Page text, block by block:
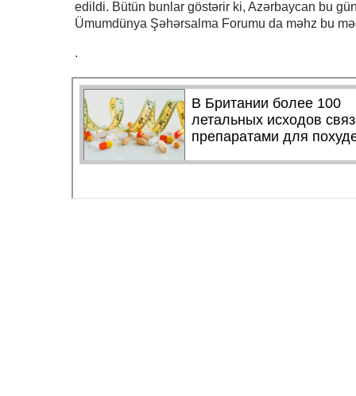
edildi. Bütün bunlar göstərir ki, Azərbaycan bu
Ümumdünya Şəhərsalma Forumu da məhz bu
.